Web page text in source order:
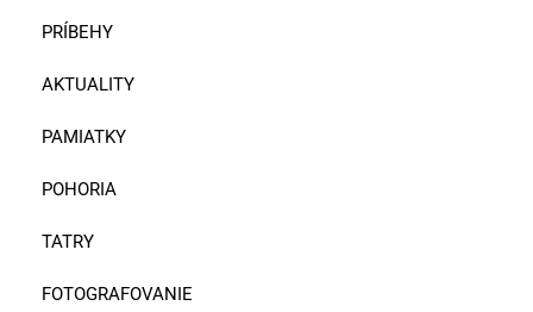
PRÍBEHY
AKTUALITY
PAMIATKY
POHORIA
TATRY
FOTOGRAFOVANIE